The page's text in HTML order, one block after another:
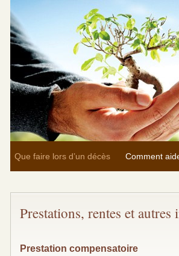
Que faire lors d’un décès Comment
Prestations, rentes et
Prestation compensatoire